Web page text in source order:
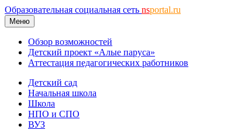
Образовательная социальная сеть nsportal.ru
Меню
Обзор возможностей
Детский проект «Алые паруса»
Аттестация педагогических работников
Детский сад
Начальная школа
Школа
НПО и СПО
ВУЗ